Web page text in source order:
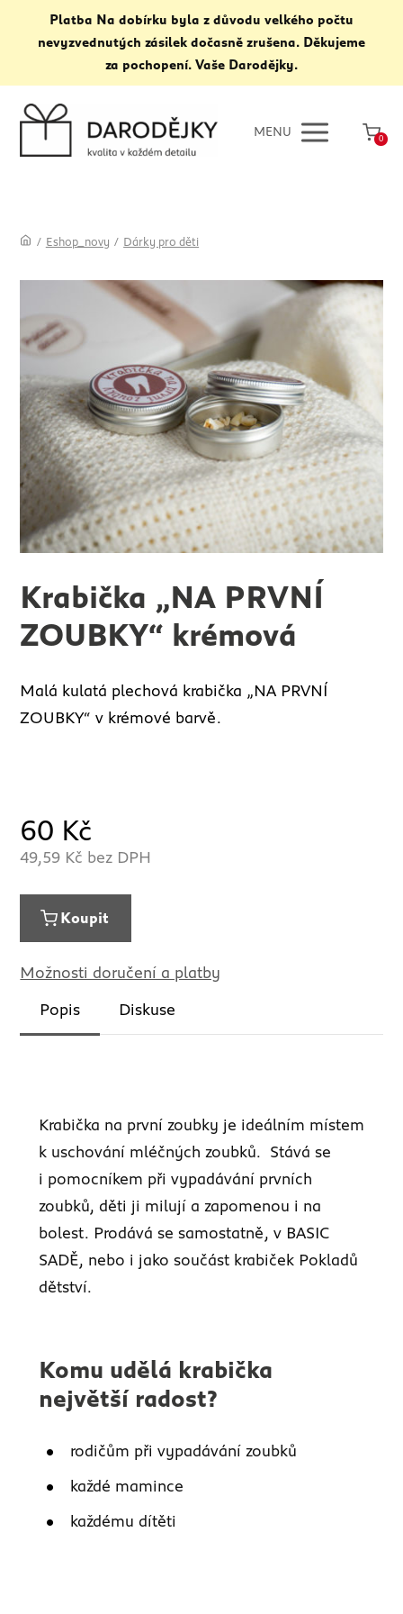
Platba Na dobírku byla z důvodu velkého počtu
nevyzvednutých zásilek dočasně zrušena. Děkujeme
za pochopení. Vaše Darodějky.
MENU
0
/ Eshop_novy / Dárky pro děti
Krabička „NA PRVNÍ
ZOUBKY“ krémová
Malá kulatá plechová krabička „NA PRVNÍ
ZOUBKY“ v krémové barvě.
60 Kč
49,59 Kč bez DPH
Koupit
Možnosti doručení a platby
Popis Diskuse
Krabička na první zoubky je ideálním místem
k uschování mléčných zoubků. Stává se
i pomocníkem při vypadávání prvních
zoubků, děti ji milují a zapomenou i na
bolest. Prodává se samostatně, v BASIC
SADĚ, nebo i jako součást krabiček Pokladů
dětství.
Komu udělá krabička
největší radost?
rodičům při vypadávání zoubků
každé mamince
každému dítěti